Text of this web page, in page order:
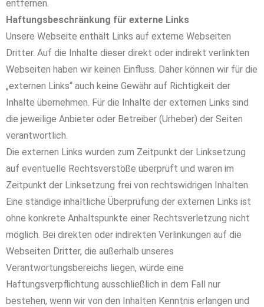
entfernen.
Haftungsbeschränkung für externe Links
Unsere Webseite enthält Links auf externe Webseiten
Dritter. Auf die Inhalte dieser direkt oder indirekt verlinkten
Webseiten haben wir keinen Einfluss. Daher können wir für die
„externen Links“ auch keine Gewähr auf Richtigkeit der
Inhalte übernehmen. Für die Inhalte der externen Links sind
die jeweilige Anbieter oder Betreiber (Urheber) der Seiten
verantwortlich.
Die externen Links wurden zum Zeitpunkt der Linksetzung
auf eventuelle Rechtsverstöße überprüft und waren im
Zeitpunkt der Linksetzung frei von rechtswidrigen Inhalten.
Eine ständige inhaltliche Überprüfung der externen Links ist
ohne konkrete Anhaltspunkte einer Rechtsverletzung nicht
möglich. Bei direkten oder indirekten Verlinkungen auf die
Webseiten Dritter, die außerhalb unseres
Verantwortungsbereichs liegen, würde eine
Haftungsverpflichtung ausschließlich in dem Fall nur
bestehen, wenn wir von den Inhalten Kenntnis erlangen und